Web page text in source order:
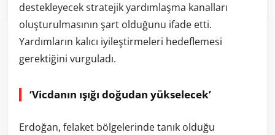
destekleyecek stratejik yardımlaşma kanalları
oluşturulmasının şart olduğunu ifade etti.
Yardımların kalıcı iyileştirmeleri hedeflemesi
gerektiğini vurguladı.
‘Vicdanın ışığı doğudan yükselecek’
Erdoğan, felaket bölgelerinde tanık olduğu